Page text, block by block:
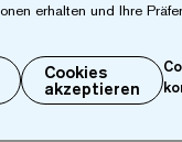
erhalten und Ihre
Cookies
akzeptieren